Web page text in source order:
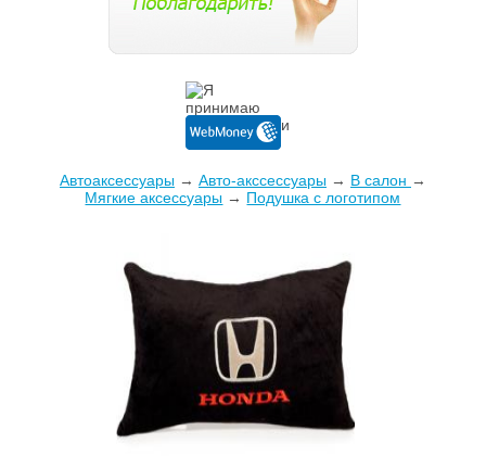
Автоаксессуары→ Авто-акссессуары→ В салон →
Мягкие аксессуары → Подушка с логотипом